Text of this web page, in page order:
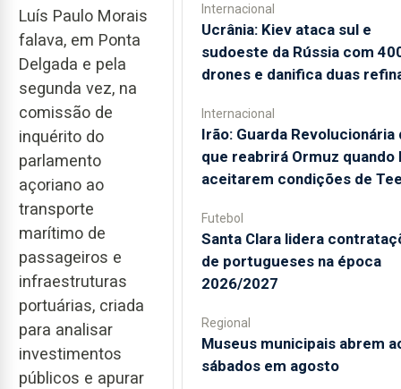
Luís Paulo Morais
falava, em Ponta
Delgada e pela
segunda vez, na
comissão de
inquérito do
parlamento
açoriano ao
transporte
marítimo de
passageiros e
infraestruturas
portuárias, criada
para analisar
investimentos
públicos e apurar
Internacional
Ucrânia: Kiev ataca sul e
sudoeste da Rússia com
drones e danifica duas
Internacional
Irão: Guarda Revolucionária
que reabrirá Ormuz quando
aceitarem condições de
Futebol
Santa Clara lidera
de portugueses na época
2026/2027
Regional
Museus municipais abrem
sábados em agosto